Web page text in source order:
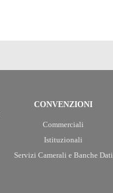
CONVENZIONI
Commerciali
Istituzionali
Servizi Camerali e Banche Dati